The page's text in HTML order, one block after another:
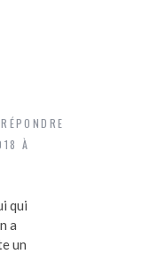
À
qui
a
un
RÉPONDRE